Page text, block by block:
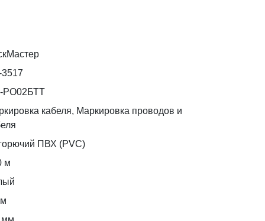
кабеля, Маркировка проводов и
ПВХ (PVC)
м